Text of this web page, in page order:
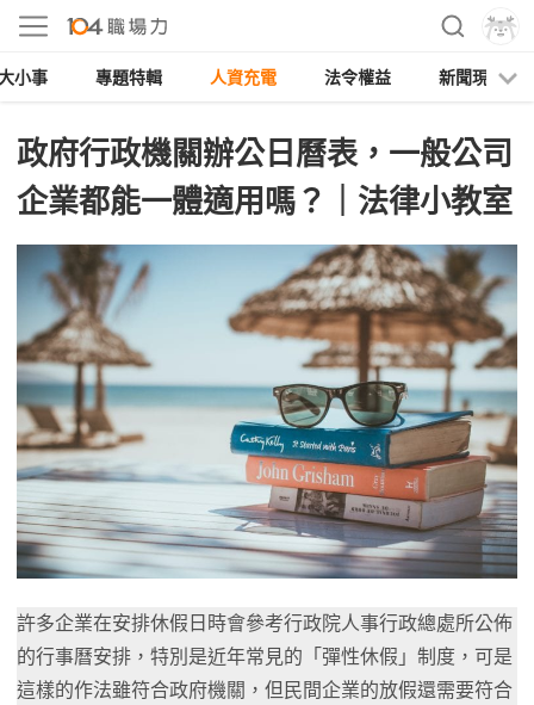
小事 專題特輯 人資充電 法令權益 新聞現場
政府行政機關辦公日曆表，一般公司
企業都能一體適用嗎？｜法律小教室
許多企業在安排休假日時會參考行政院人事行政總處所公佈
的行事曆安排，特別是近年常見的「彈性休假」制度，可是
這樣的作法雖符合政府機關，但民間企業的放假還需要符合